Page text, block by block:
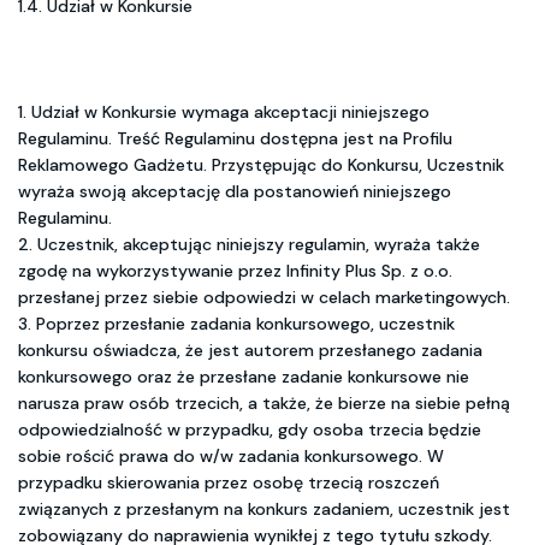
1.4. Udział w Konkursie
1. Udział w Konkursie wymaga akceptacji niniejszego
Regulaminu. Treść Regulaminu dostępna jest na Profilu
Reklamowego Gadżetu. Przystępując do Konkursu, Uczestnik
wyraża swoją akceptację dla postanowień niniejszego
Regulaminu.
2. Uczestnik, akceptując niniejszy regulamin, wyraża także
zgodę na wykorzystywanie przez Infinity Plus Sp. z o.o.
przesłanej przez siebie odpowiedzi w celach marketingowych.
3. Poprzez przesłanie zadania konkursowego, uczestnik
konkursu oświadcza, że jest autorem przesłanego zadania
konkursowego oraz że przesłane zadanie konkursowe nie
narusza praw osób trzecich, a także, że bierze na siebie pełną
odpowiedzialność w przypadku, gdy osoba trzecia będzie
sobie rościć prawa do w/w zadania konkursowego. W
przypadku skierowania przez osobę trzecią roszczeń
związanych z przesłanym na konkurs zadaniem, uczestnik jest
zobowiązany do naprawienia wynikłej z tego tytułu szkody.